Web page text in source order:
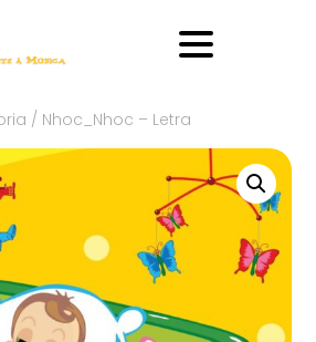
/ Nhoc_Nhoc – Letra